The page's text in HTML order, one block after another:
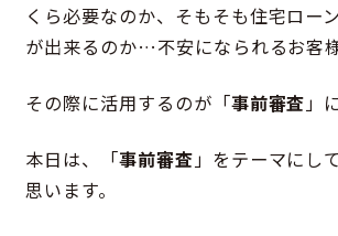
くら必要なのか、そもそも住宅ロー
が出来るのか…不安になられるお客
その際に活用するのが「事前審査」
本日は、「事前審査」をテーマにし
思います。